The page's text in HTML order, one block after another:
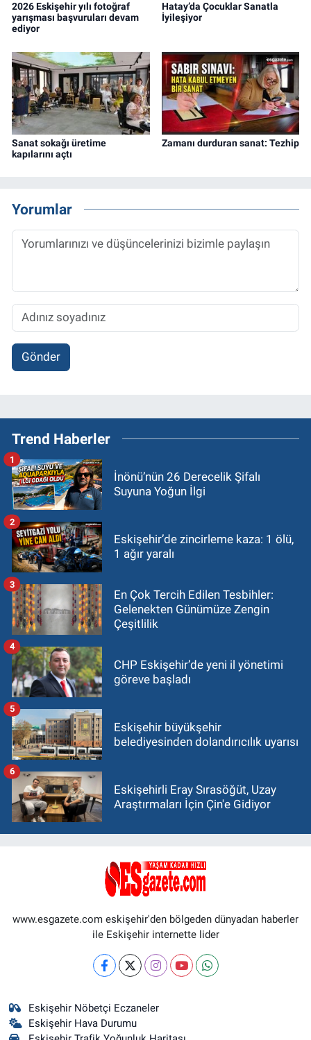
2026 Eskişehir yılı fotoğraf
yarışması başvuruları devam
ediyor
Hatay’da Çocuklar Sanatla
İyileşiyor
Sanat sokağı üretime
kapılarını açtı
Zamanı durduran sanat: Tezhip
Yorumlar
Gönder
Trend Haberler
İnönü’nün 26 Derecelik Şifalı
Suyuna Yoğun İlgi
1
Eskişehir’de zincirleme kaza: 1 ölü,
1 ağır yaralı
2
En Çok Tercih Edilen Tesbihler:
Gelenekten Günümüze Zengin
Çeşitlilik
3
CHP Eskişehir’de yeni il yönetimi
göreve başladı
4
Eskişehir büyükşehir
belediyesinden dolandırıcılık uyarısı
5
Eskişehirli Eray Sırasöğüt, Uzay
Araştırmaları İçin Çin'e Gidiyor
6
www.esgazete.com eskişehir'den bölgeden dünyadan haberler
ile Eskişehir internette lider
Eskişehir Nöbetçi Eczaneler
Eskişehir Hava Durumu